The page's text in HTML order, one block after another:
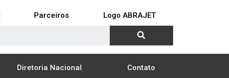
Parceiros Logo ABRAJET
Diretoria Nacional Contato